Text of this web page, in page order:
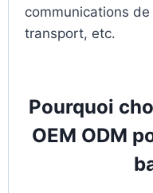
communications
transport, etc.
Pourquoi
OEM ODM